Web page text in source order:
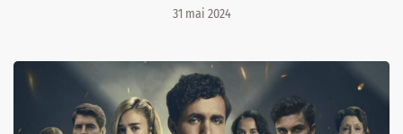
31 mai 2024